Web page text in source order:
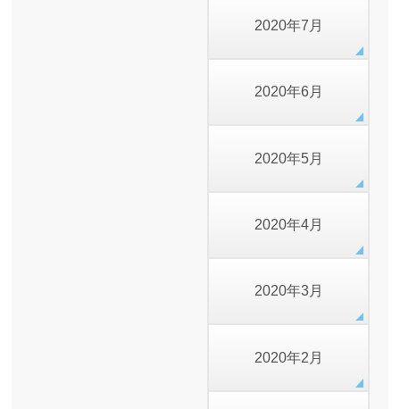
2020年7月
2020年6月
2020年5月
2020年4月
2020年3月
2020年2月